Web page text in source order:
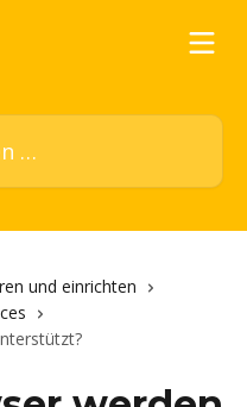
und einrichten